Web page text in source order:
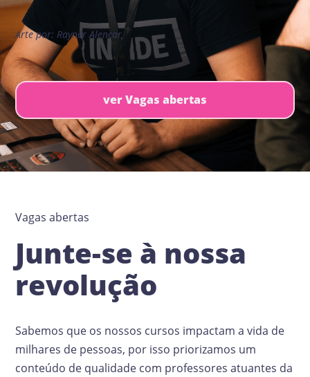
Arte por: Rayner Alencar
ver Vagas abertas
Vagas abertas
Junte-se à nossa
revolução
Sabemos que os nossos cursos impactam a vida de
milhares de pessoas, por isso priorizamos um
conteúdo de qualidade com professores atuantes da